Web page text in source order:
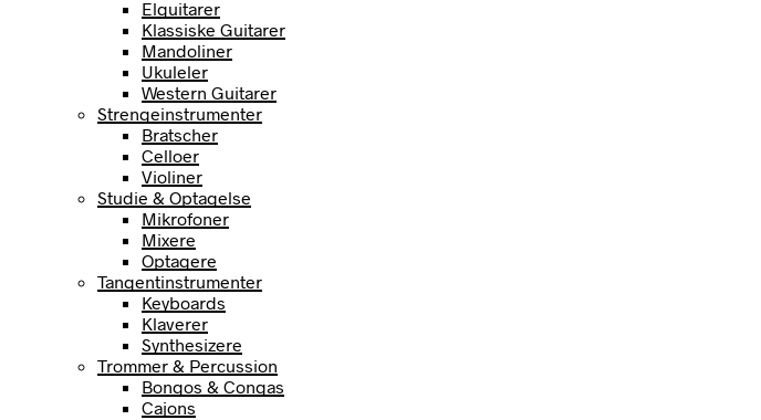
Elguitarer
Klassiske Guitarer
Mandoliner
Ukuleler
Western Guitarer
Strengeinstrumenter
Bratscher
Celloer
Violiner
Studie & Optagelse
Mikrofoner
Mixere
Optagere
Tangentinstrumenter
Keyboards
Klaverer
Synthesizere
Trommer & Percussion
Bongos & Congas
Cajons